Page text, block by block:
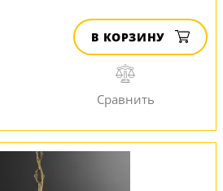
В КОРЗИНУ